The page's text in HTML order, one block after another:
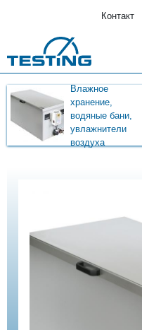
Контакт
Влажное
хранение,
водяные бани,
увлажнители
воздуха